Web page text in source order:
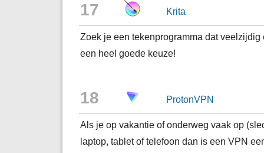
17 Krita
Zoek je een tekenprogramma dat
een heel goede keuze!
18 ProtonVPN
Als je op vakantie of onderweg vaak op
laptop, tablet of telefoon dan is een VPN